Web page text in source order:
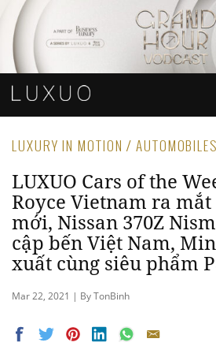
LUXURY IN MOTION / AUTOMOBILES
LUXUO Cars of the
Royce Vietnam ra
mới, Nissan 370Z
cập bến Việt Nam,
xuất cùng siêu phẩm
Mar 22, 2021 | By TonBinh